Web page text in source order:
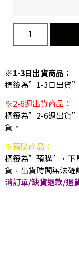
※1-3日出貨商品：
標籤為”1-3日出貨”
※2-6週出貨商品：
標籤為”2-6週出貨”
貨。
※預購商品：
標籤為”預購”，下
貨，出貨時間無法確
消訂單/缺貨退款/退